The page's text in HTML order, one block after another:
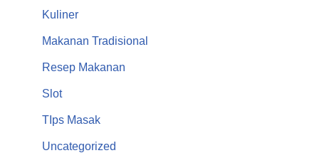
Kuliner
Makanan Tradisional
Resep Makanan
Slot
TIps Masak
Uncategorized